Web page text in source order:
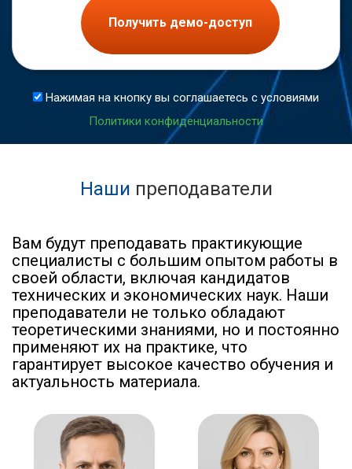
Получить демо-доступ
Нажимая на кнопку вы соглашаетесь с условиями
Политики конфиденциальности
Наши преподаватели
Вам будут преподавать практикующие
специалисты с большим опытом работы в
своей области, включая кандидатов
технических и экономических наук. Наши
преподаватели не только обладают
теоретическими знаниями, но и постоянно
применяют их на практике, что
гарантирует высокое качество обучения и
актуальность материала.